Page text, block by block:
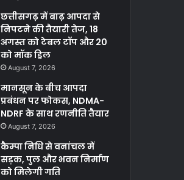
छत्तीसगढ़ में बाढ़ आपदा से
निपटने की तैयारी तेज, 18
अगस्त को टेबल टॉप और 20
को मॉक ड्रिल
August 7, 2026
मानसून के बीच आपदा
प्रबंधन पर फोकस, NDMA-
NDRF के साथ रणनीति तैयार
August 7, 2026
कैम्पा निधि से वनांचल में
सड़क, पुल और भवन निर्माण
को मिलेगी गति